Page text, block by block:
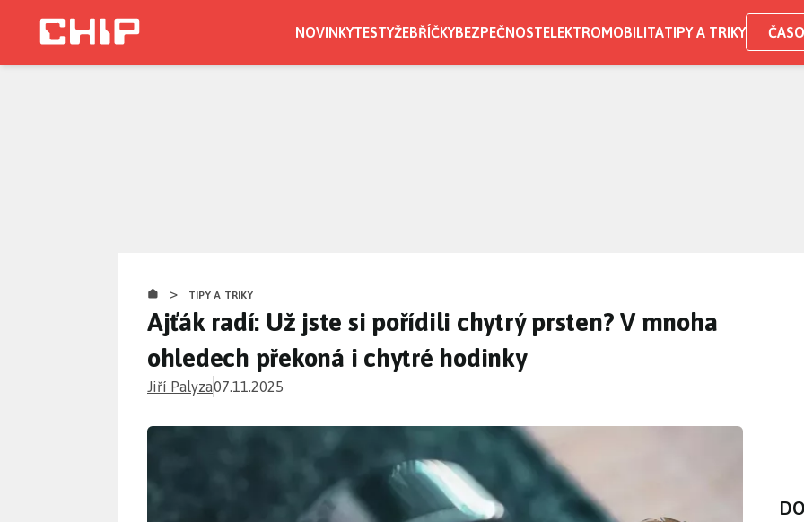
NOVINKYTESTYŽEBŘÍČKYBEZPEČNOSTELEKTROMOBILITATIPY A TRIKY
> TIPY A TRIKY
Ajťák radí: Už jste si pořídili chytrý prsten? V mnoha
ohledech překoná i chytré hodinky
Jiří Palyza07.11.2025